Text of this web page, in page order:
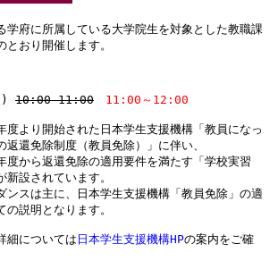
学府に所属している大学院生を対象とした教職課
) 10:00-11:00 11:00～12:00
度より開始された日本学生支援機構「教員になっ
返還免除制度（教員免除）」に伴い、
還免除の適用要件を満たす「学校実習
設されています。
に、日本学生支援機構「教員免除」の適
説明となります。
ついては 日本学生支援機構HPの案内をご確